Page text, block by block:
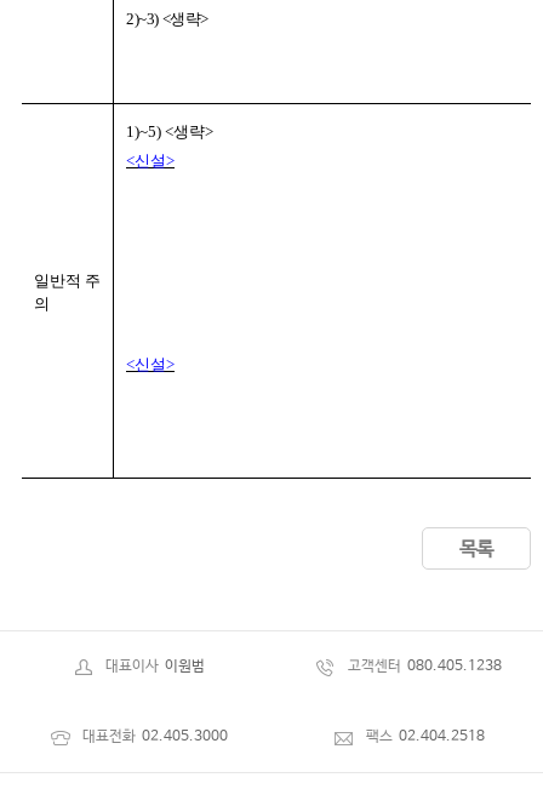
2)~3) <생략>
일반적 주
의
1)~5) <생략>
<신설>
<신설>
목록
대표이사 이원범 고객센터 080.405.1238
대표전화 02.405.3000 팩스 02.404.2518